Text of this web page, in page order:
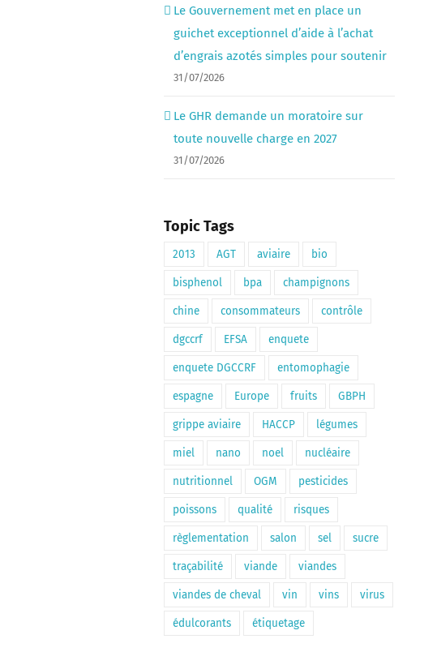
Le Gouvernement met en place un
guichet exceptionnel d’aide à l’achat
d’engrais azotés simples pour soutenir
31/07/2026
Le GHR demande un moratoire sur
toute nouvelle charge en 2027
31/07/2026
Topic Tags
2013 AGT aviaire bio
bisphenol bpa champignons
chine consommateurs contrôle
dgccrf EFSA enquete
enquete DGCCRF entomophagie
espagne Europe fruits GBPH
grippe aviaire HACCP légumes
miel nano noel nucléaire
nutritionnel OGM pesticides
poissons qualité risques
règlementation salon sel sucre
traçabilité viande viandes
viandes de cheval vin vins virus
édulcorants étiquetage